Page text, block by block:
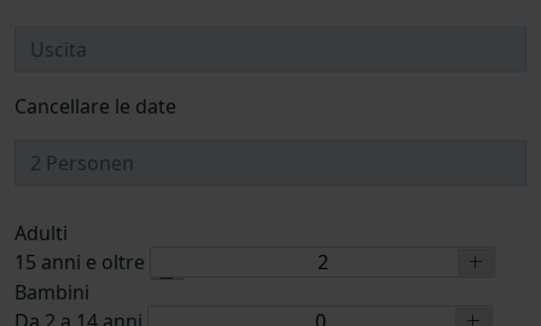
Cancellare le date
Adulti
15 anni e oltre
Bambini